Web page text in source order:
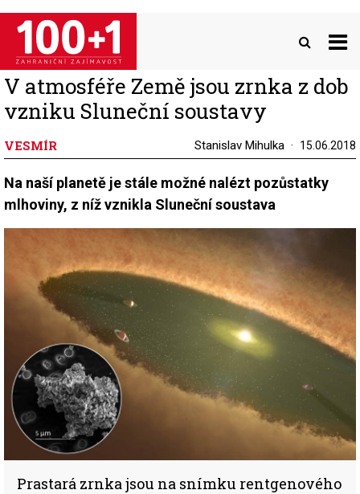
Přejít
hlavnímu
obsahu
V atmosféře Země jsou zrnka z dob
vzniku Sluneční soustavy
VESMÍR Stanislav Mihulka 15.06.2018
Na naší planetě je stále možné nalézt pozůstatky
mlhoviny, z níž vznikla Sluneční soustava
Prastará zrnka jsou na snímku rentgenového